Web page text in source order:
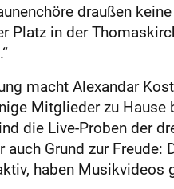
draußen
Platz in der
macht Alexandar
Mitglieder zu
die Live-Proben der
auch Grund zur
haben